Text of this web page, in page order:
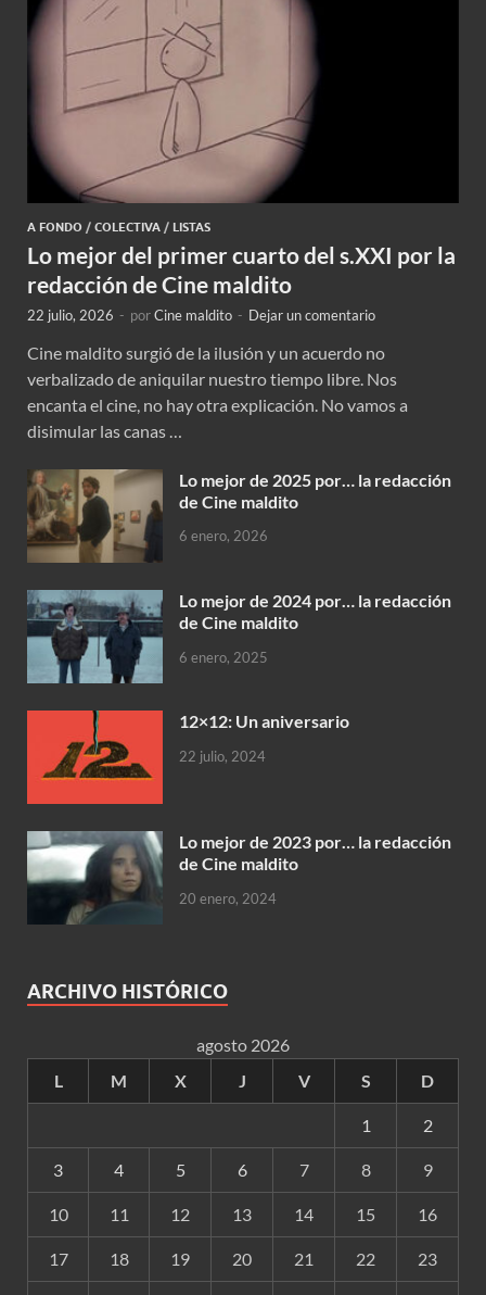
A FONDO / COLECTIVA / LISTAS
Lo mejor del primer cuarto del s.XXI por la
redacción de Cine maldito
22 julio, 2026 - porCine maldito - Dejar un comentario
Cine maldito surgió de la ilusión y un acuerdo no
verbalizado de aniquilar nuestro tiempo libre. Nos
encanta el cine, no hay otra explicación. No vamos a
disimular las canas …
Lo mejor de 2025 por… la redacción
de Cine maldito
6 enero, 2026
Lo mejor de 2024 por… la redacción
de Cine maldito
6 enero, 2025
12×12: Un aniversario
22 julio, 2024
Lo mejor de 2023 por… la redacción
de Cine maldito
20 enero, 2024
ARCHIVO HISTÓRICO
agosto 2026
L
M X J V S D
1 2
3 4 5 6 7 8 9
10 11 12 13 14 15 16
17 18 19 20 21 22 23